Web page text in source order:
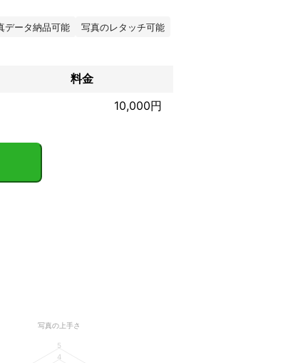
ださい。
以上受けて、撮影依頼を受けていま
す。
て撮影しています。
安く撮影させていただけることか
す。
データ納品可能 写真のレタッチ可能
料金
10,000円
写真の上手さ
4
5